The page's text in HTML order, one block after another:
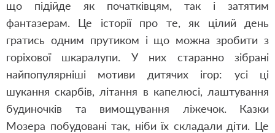
що підійде як початківцям, так і затятим
фантазерам. Це історії про те, як цілий день
гратись одним прутиком і що можна зробити з
горіхової шкаралупи. У них старанно зібрані
найпопулярніші мотиви дитячих ігор: усі ці
шукання скарбів, літання в капелюсі, лаштування
будиночків та вимощування ліжечок. Казки
Мозера побудовані так, ніби їх складали діти. Це